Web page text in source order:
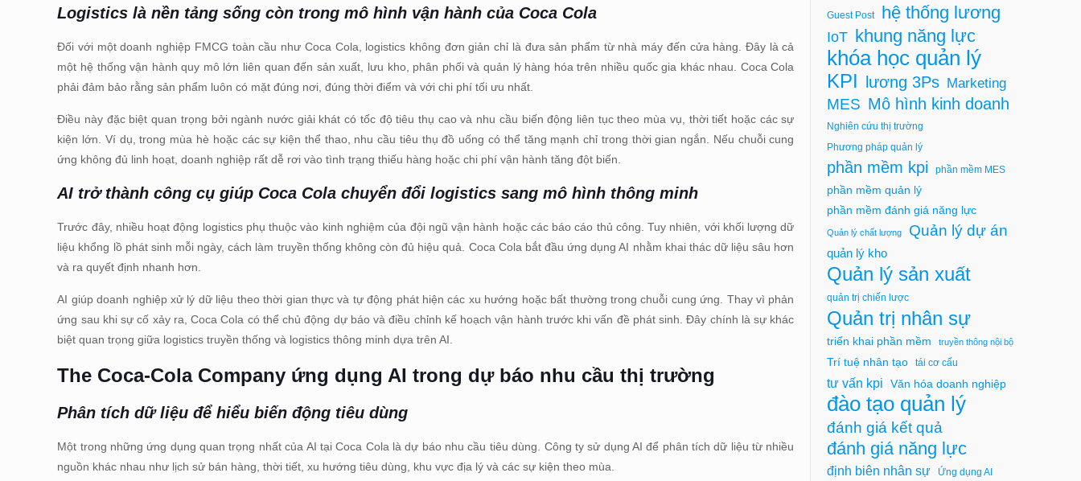
Logistics là nền tảng sống còn trong mô hình vận hành của Coca Cola
Đối với một doanh nghiệp FMCG toàn cầu như Coca Cola, logistics không đơn giản chỉ là đưa sản phẩm từ nhà máy đến cửa hàng. Đây là cả
một hệ thống vận hành quy mô lớn liên quan đến sản xuất, lưu kho, phân phối và quản lý hàng hóa trên nhiều quốc gia khác nhau. Coca Cola
phải đảm bảo rằng sản phẩm luôn có mặt đúng nơi, đúng thời điểm và với chi phí tối ưu nhất.
Điều này đặc biệt quan trọng bởi ngành nước giải khát có tốc độ tiêu thụ cao và nhu cầu biến động liên tục theo mùa vụ, thời tiết hoặc các sự
kiện lớn. Ví dụ, trong mùa hè hoặc các sự kiện thể thao, nhu cầu tiêu thụ đồ uống có thể tăng mạnh chỉ trong thời gian ngắn. Nếu chuỗi cung
ứng không đủ linh hoạt, doanh nghiệp rất dễ rơi vào tình trạng thiếu hàng hoặc chi phí vận hành tăng đột biến.
AI trở thành công cụ giúp Coca Cola chuyển đổi logistics sang mô hình thông minh
Trước đây, nhiều hoạt động logistics phụ thuộc vào kinh nghiệm của đội ngũ vận hành hoặc các báo cáo thủ công. Tuy nhiên, với khối lượng dữ
liệu khổng lồ phát sinh mỗi ngày, cách làm truyền thống không còn đủ hiệu quả. Coca Cola bắt đầu ứng dụng AI nhằm khai thác dữ liệu sâu hơn
và ra quyết định nhanh hơn.
AI giúp doanh nghiệp xử lý dữ liệu theo thời gian thực và tự động phát hiện các xu hướng hoặc bất thường trong chuỗi cung ứng. Thay vì phản
ứng sau khi sự cố xảy ra, Coca Cola có thể chủ động dự báo và điều chỉnh kế hoạch vận hành trước khi vấn đề phát sinh. Đây chính là sự khác
biệt quan trọng giữa logistics truyền thống và logistics thông minh dựa trên AI.
The Coca-Cola Company ứng dụng AI trong dự báo nhu cầu thị trường
Phân tích dữ liệu để hiểu biến động tiêu dùng
Một trong những ứng dụng quan trọng nhất của AI tại Coca Cola là dự báo nhu cầu tiêu dùng. Công ty sử dụng AI để phân tích dữ liệu từ nhiều
nguồn khác nhau như lịch sử bán hàng, thời tiết, xu hướng tiêu dùng, khu vực địa lý và các sự kiện theo mùa.
Guest Post hệ thống lương
IoT khung năng lực
khóa học quản lý
KPI lương 3Ps Marketing
MES Mô hình kinh doanh
Nghiên cứu thị trường
Phương pháp quản lý
phần mềm kpi phần mềm MES
phần mềm quản lý
phần mềm đánh giá năng lực
Quản lý chất lượng Quản lý dự án
quản lý kho
Quản lý sản xuất
quản trị chiến lược
Quản trị nhân sự
triển khai phần mềm truyền thông nội bộ
Trí tuệ nhân tạo tái cơ cấu
tư vấn kpi Văn hóa doanh nghiệp
đào tạo quản lý
đánh giá kết quả
đánh giá năng lực
định biên nhân sự Ứng dụng AI